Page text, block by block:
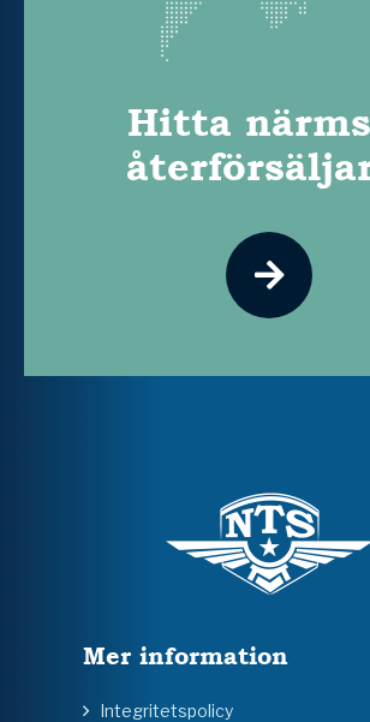
Hitta
Mer information
Integritetspolicy